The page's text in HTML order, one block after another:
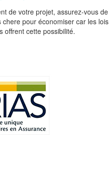
de votre projet, assurez-vous de
pour économiser car les lois
offrent cette possibilité.